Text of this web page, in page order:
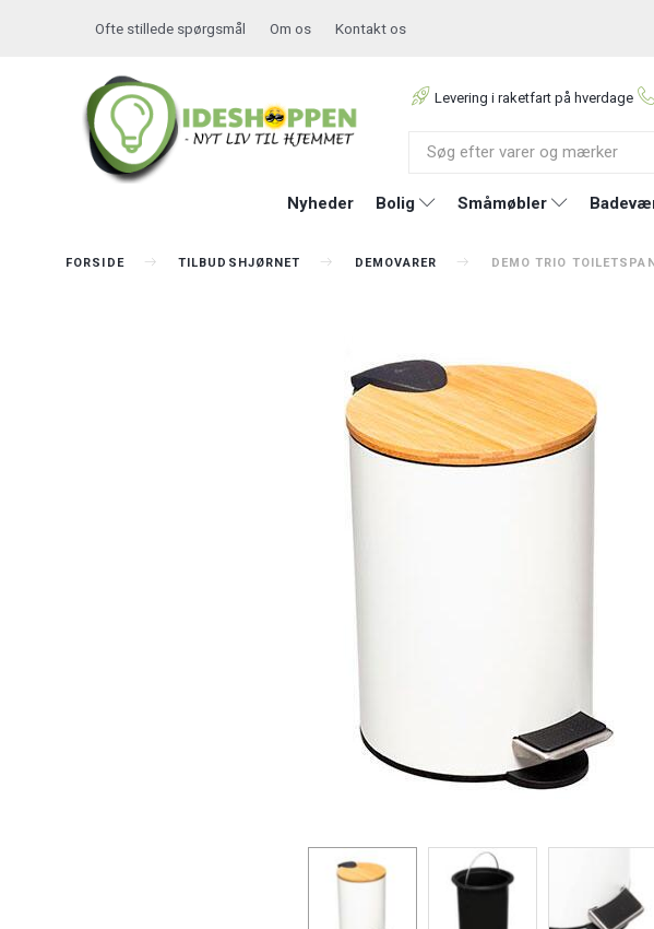
Ofte stillede spørgsmål Om os Kontakt os
Levering i raketfart på hverdage
Nyheder Bolig Småmøbler
FORSIDE TILBUDSHJØRNET DEMOVARER DEMO TRIO